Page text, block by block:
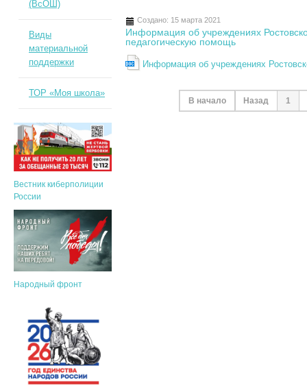
Создано: 15 марта 2021
Информация об учреждениях
педагогическую помощь
Информация об учреждениях
В начало Назад 1
(ВсОШ)
Виды
материальной
поддержки
ТОР «Моя школа»
Вестник киберполиции
России
Народный фронт